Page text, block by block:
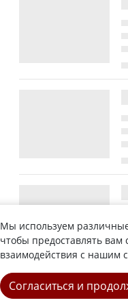
Мы используем
чтобы предоставлять вам
взаимодействия с нашим
Согласиться и